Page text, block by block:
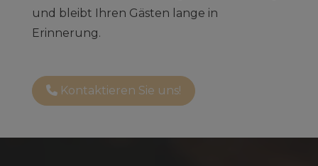
und bleibt Ihren Gästen lange in
Erinnerung.
Kontaktieren Sie uns!